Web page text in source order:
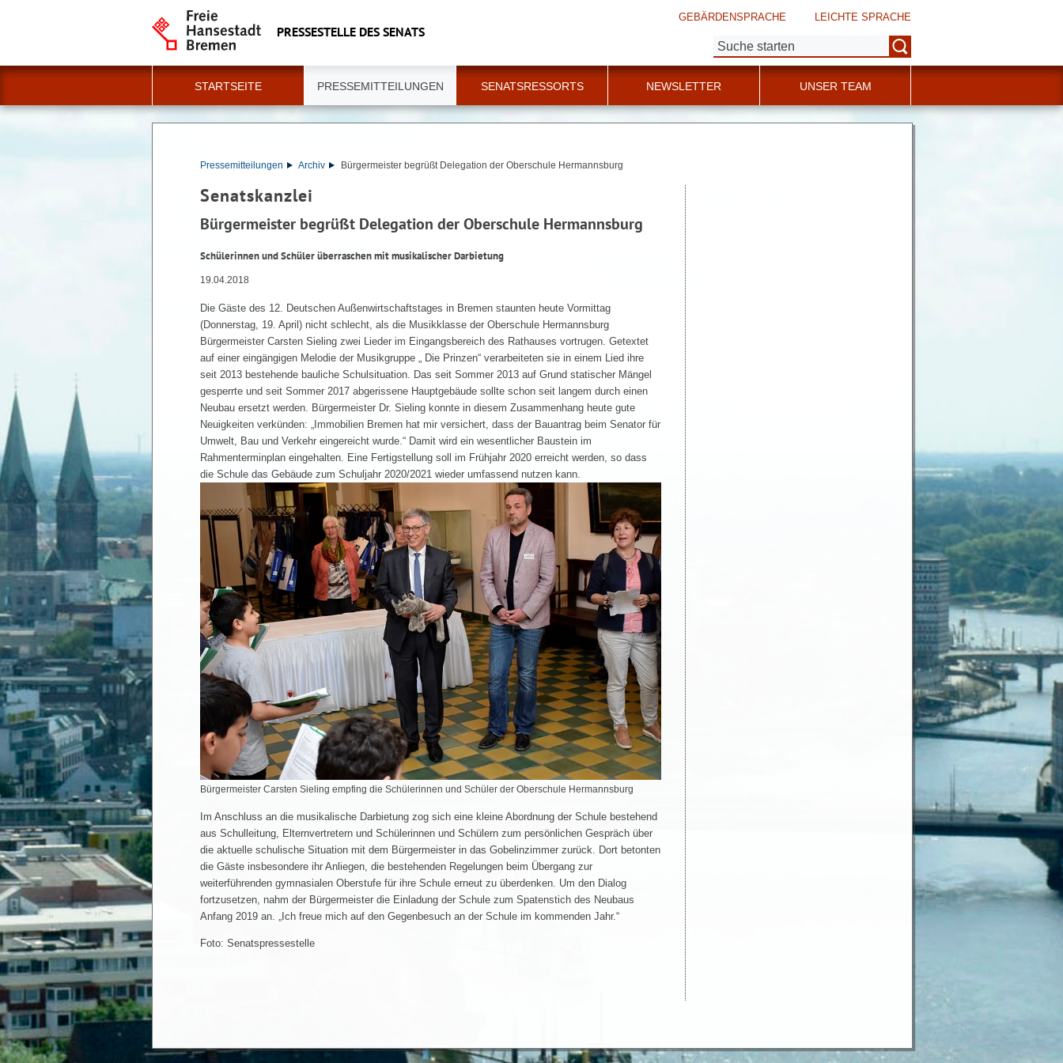
PRESSESTELLE DES SENATS
GEBÄRDENSPRACHE LEICHTE SPRACHE
Suche:
STARTSEITE PRESSEMITTEILUNGEN SENATSRESSORTS NEWSLETTER UNSER TEAM
Pressemitteilungen Archiv Bürgermeister begrüßt Delegation der Oberschule Hermannsburg
Senatskanzlei
Bürgermeister begrüßt Delegation der Oberschule Hermannsburg
Schülerinnen und Schüler überraschen mit musikalischer Darbietung
19.04.2018
Die Gäste des 12. Deutschen Außenwirtschaftstages in Bremen staunten heute Vormittag
(Donnerstag, 19. April) nicht schlecht, als die Musikklasse der Oberschule Hermannsburg
Bürgermeister Carsten Sieling zwei Lieder im Eingangsbereich des Rathauses vortrugen. Getextet
auf einer eingängigen Melodie der Musikgruppe „ Die Prinzen“ verarbeiteten sie in einem Lied ihre
seit 2013 bestehende bauliche Schulsituation. Das seit Sommer 2013 auf Grund statischer Mängel
gesperrte und seit Sommer 2017 abgerissene Hauptgebäude sollte schon seit langem durch einen
Neubau ersetzt werden. Bürgermeister Dr. Sieling konnte in diesem Zusammenhang heute gute
Neuigkeiten verkünden: „Immobilien Bremen hat mir versichert, dass der Bauantrag beim Senator für
Umwelt, Bau und Verkehr eingereicht wurde.“ Damit wird ein wesentlicher Baustein im
Rahmenterminplan eingehalten. Eine Fertigstellung soll im Frühjahr 2020 erreicht werden, so dass
die Schule das Gebäude zum Schuljahr 2020/2021 wieder umfassend nutzen kann.
Bürgermeister Carsten Sieling empfing die Schülerinnen und Schüler der Oberschule Hermannsburg
Im Anschluss an die musikalische Darbietung zog sich eine kleine Abordnung der Schule bestehend
aus Schulleitung, Elternvertretern und Schülerinnen und Schülern zum persönlichen Gespräch über
die aktuelle schulische Situation mit dem Bürgermeister in das Gobelinzimmer zurück. Dort betonten
die Gäste insbesondere ihr Anliegen, die bestehenden Regelungen beim Übergang zur
weiterführenden gymnasialen Oberstufe für ihre Schule erneut zu überdenken. Um den Dialog
fortzusetzen, nahm der Bürgermeister die Einladung der Schule zum Spatenstich des Neubaus
Anfang 2019 an. „Ich freue mich auf den Gegenbesuch an der Schule im kommenden Jahr.“
Foto: Senatspressestelle